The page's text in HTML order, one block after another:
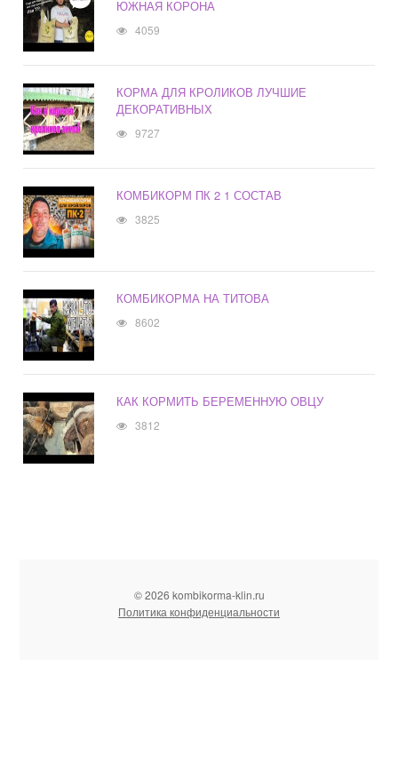
ЮЖНАЯ КОРОНА
4059
КОРМА ДЛЯ КРОЛИКОВ ЛУЧШИЕ
ДЕКОРАТИВНЫХ
9727
КОМБИКОРМ ПК 2 1 СОСТАВ
3825
КОМБИКОРМА НА ТИТОВА
8602
КАК КОРМИТЬ БЕРЕМЕННУЮ ОВЦУ
3812
© 2026 kombikorma-klin.ru
Политика конфиденциальности